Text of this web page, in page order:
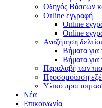
Οδηγός Βάσεων
Online εγγραφή
Online
Online
Αναζήτηση
Βήματα για
Βήματα για
Παραλαβή των
Προσομοίωση
Υλικό
Νέα
Επικοινωνία